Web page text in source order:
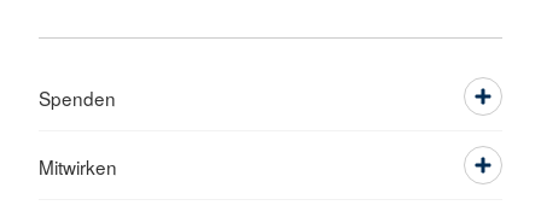
Spenden
Mitwirken